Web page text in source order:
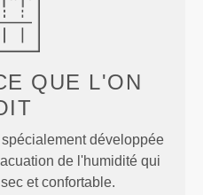
QUE L'ON
développée
de l'humidité qui
et confortable.